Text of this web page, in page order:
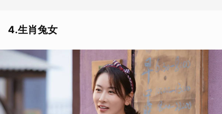
4.生肖兔女